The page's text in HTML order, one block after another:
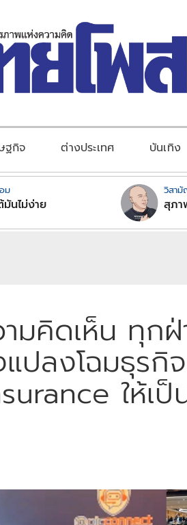
ฐกิจ ต่างประเทศ บันเทิง
ม
มันไม่ง่าย
วิสา
สุภา
มคิดเห็น ทุก
ปลงโฉมธุรกิจ
ให้เป็